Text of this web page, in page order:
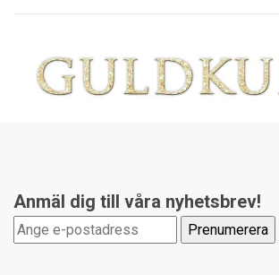
Anmäl dig till våra nyhetsbrev!